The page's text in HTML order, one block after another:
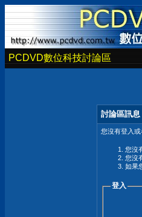
PCDVD數位科技討論區
討論區訊息
您沒有登入
您沒
您沒
如果
登入